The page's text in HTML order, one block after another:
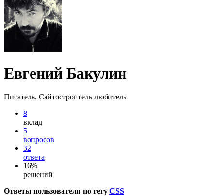
Евгений Бакулин
Писатель. Сайтостроитель-любитель
8
вклад
5
вопросов
32
ответа
16%
решений
Ответы пользователя по тегу CSS